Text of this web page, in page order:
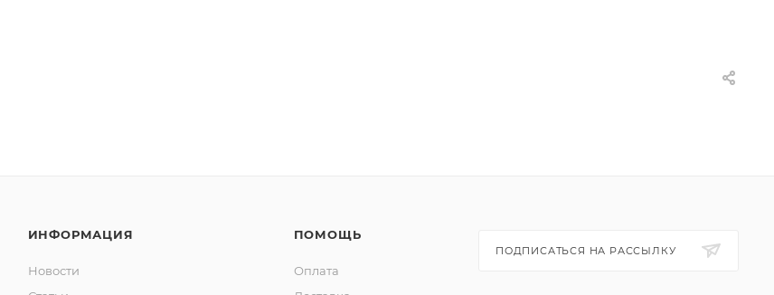
ИНФОРМАЦИЯ
Новости
ПОМОЩЬ
Оплата
ПОДПИСАТЬСЯ НА РАССЫЛКУ